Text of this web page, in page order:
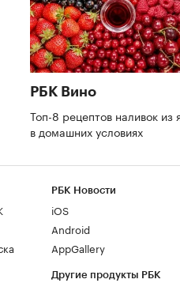
РБК Вино
Топ-8 рецептов наливок из
в домашних условиях
РБК Новости
iOS
Android
AppGallery
Другие продукты РБК